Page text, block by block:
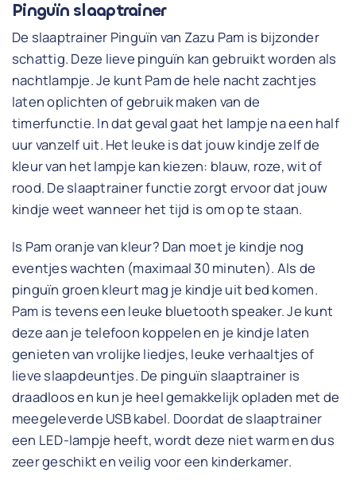
Pinguïn slaaptrainer
De slaaptrainer Pinguïn van Zazu Pam is bijzonder
schattig. Deze lieve pinguïn kan gebruikt worden als
nachtlampje. Je kunt Pam de hele nacht zachtjes
laten oplichten of gebruik maken van de
timerfunctie. In dat geval gaat het lampje na een half
uur vanzelf uit. Het leuke is dat jouw kindje zelf de
kleur van het lampje kan kiezen: blauw, roze, wit of
rood. De slaaptrainer functie zorgt ervoor dat jouw
kindje weet wanneer het tijd is om op te staan.
Is Pam oranje van kleur? Dan moet je kindje nog
eventjes wachten (maximaal 30 minuten). Als de
pinguïn groen kleurt mag je kindje uit bed komen.
Pam is tevens een leuke bluetooth speaker. Je kunt
deze aan je telefoon koppelen en je kindje laten
genieten van vrolijke liedjes, leuke verhaaltjes of
lieve slaapdeuntjes. De pinguïn slaaptrainer is
draadloos en kun je heel gemakkelijk opladen met de
meegeleverde USB kabel. Doordat de slaaptrainer
een LED-lampje heeft, wordt deze niet warm en dus
zeer geschikt en veilig voor een kinderkamer.